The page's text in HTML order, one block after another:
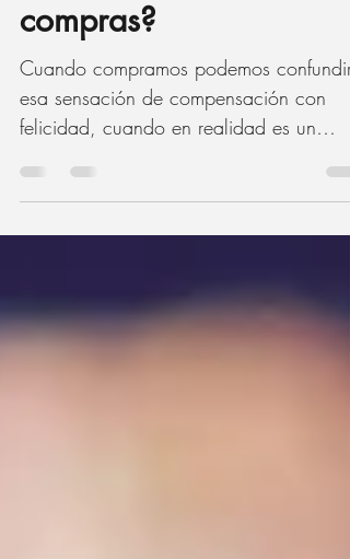
¿Lleno vacíos con
compras?
Cuando compramos podemos confundir
felicidad, cuando en realidad es un
sustituto.